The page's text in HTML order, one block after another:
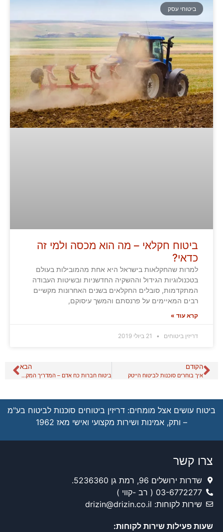
ביטוחי עסק
ביטוח חקלאי – מה הוא מכסה ולמי זה
כדאי?
למרות שהחקלאות בישראל היא אחת מהמובילות בעולם
בטכנולוגיות הגידול וההשקיה החדשניות ובשיטות העבודה
המתקדמות, סובלים החקלאים בשנים האחרונות מקשיים
רבים המאיימים על פרנסתם והמשך עיסוקם,
קרא עוד »
דריזין ביטוחים
הקודם
איך בוחרים סוכנות לביטוח הייטק
הבא
ביטוח חברות כח אדם – המדריך המקיף להגנה עסקית אופטימלית
ביטוח עושים אצל מומחים: דריזין ביטוחים סוכנות לביטוח בע"מ
– ותק, אמינות ושירות מקצועי ואישי מאז 1962
צרו קשר
שדרות ירושלים 96, רמת גן 5236360.
03-6772277 ( רב -קווי )
שירות לקוחות: drizin@drizin.co.il
שעות פעילות שירות לקוחות: